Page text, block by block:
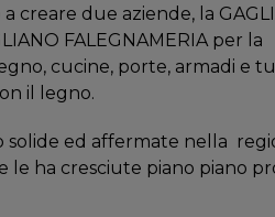
creare due aziende, la
FALEGNAMERIA per la
cucine, porte, armadi e
il legno.
solide ed affermate nella
le ha cresciute piano piano